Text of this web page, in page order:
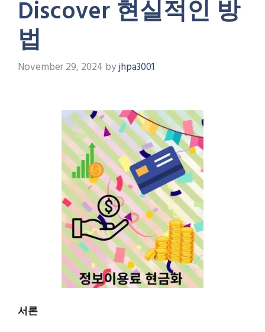
Discover 현실적인 방
법
November 29, 2024 byjhpa3001
서론